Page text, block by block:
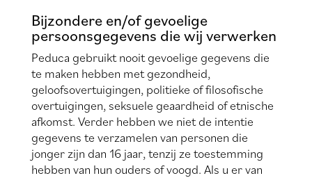
Bijzondere en/of gevoelige
persoonsgegevens die wij verwerken
Peduca gebruikt nooit gevoelige gegevens die
te maken hebben met gezondheid,
geloofsovertuigingen, politieke of filosofische
overtuigingen, seksuele geaardheid of etnische
afkomst. Verder hebben we niet de intentie
gegevens te verzamelen van personen die
jonger zijn dan 16 jaar, tenzij ze toestemming
hebben van hun ouders of voogd. Als u er van